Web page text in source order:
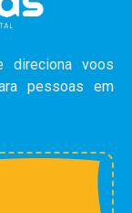
direciona voos
pessoas em